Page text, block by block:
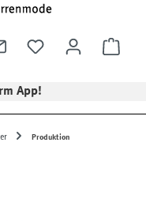
App!
Produktion